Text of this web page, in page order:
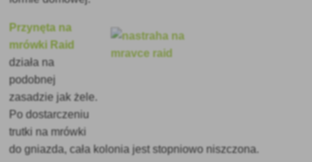
Przynęta na
mrówki Raid
działa na
podobnej
zasadzie jak żele.
Po dostarczeniu
trutki na mrówki
do gniazda, cała kolonia jest stopniowo niszczona.